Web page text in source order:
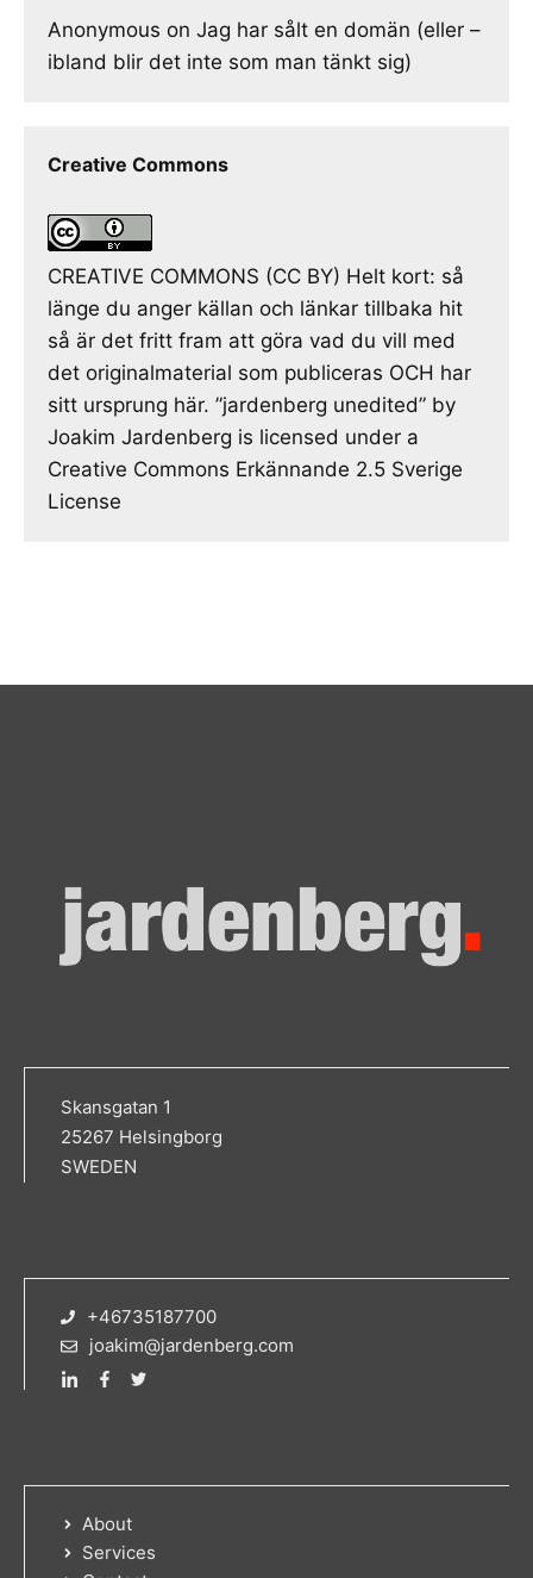
Anonymous on Jag har sålt en domän (eller –
ibland blir det inte som man tänkt sig)
Creative Commons
CREATIVE COMMONS (CC BY) Helt kort: så
länge du anger källan och länkar tillbaka hit
så är det fritt fram att göra vad du vill med
det originalmaterial som publiceras OCH har
sitt ursprung här. ”jardenberg unedited” by
Joakim Jardenberg is licensed under a
Creative Commons Erkännande 2.5 Sverige
License
Skansgatan 1
25267 Helsingborg
SWEDEN
+46735187700
joakim@jardenberg.com
About
Services